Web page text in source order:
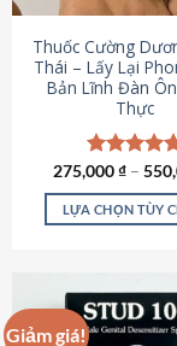
thể
chọn
trên
trang
sản
phẩm
Thuốc Cường
Thái – Lấy Lại
Bản Lĩnh Đàn
Thực
Được xếp
hạng4.87
5 sao
275,000₫ –
LỰA CHỌN TÙY
có
nhiều
Giảm giá!